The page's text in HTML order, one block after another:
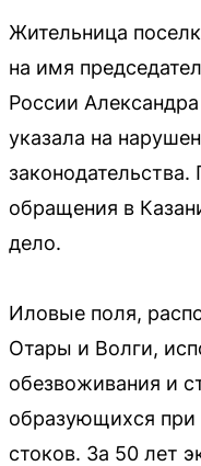
Жительница
на имя
России
указала на
обращения в
дело.
Иловые поля,
Отары и Волги,
обезвоживания и
образующихся при
стоков. За 50 лет